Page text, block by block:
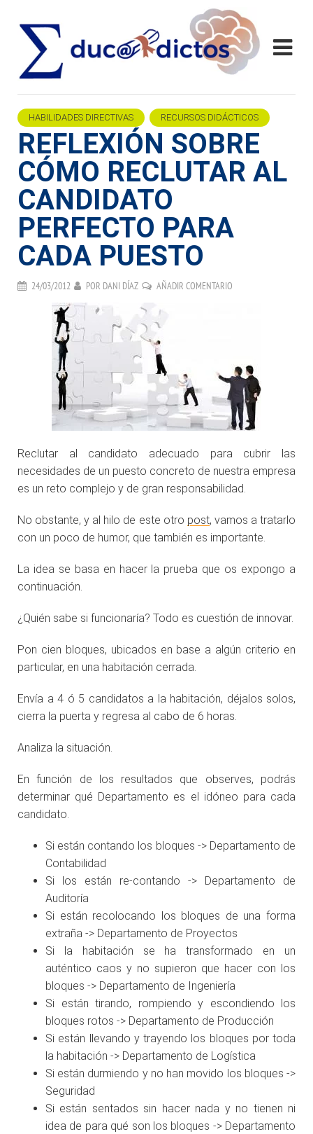
HABILIDADES DIRECTIVAS RECURSOS DIDÁCTICOS
REFLEXIÓN SOBRE
CÓMO RECLUTAR AL
CANDIDATO
PERFECTO PARA
CADA PUESTO
24/03/2012 POR DANI DÍAZ AÑADIR COMENTARIO
Reclutar al candidato adecuado para cubrir las
necesidades de un puesto concreto de nuestra empresa
es un reto complejo y de gran responsabilidad.
No obstante, y al hilo de este otro post, vamos a tratarlo
con un poco de humor, que también es importante.
La idea se basa en hacer la prueba que os expongo a
continuación.
¿Quién sabe si funcionaría? Todo es cuestión de innovar.
Pon cien bloques, ubicados en base a algún criterio en
particular, en una habitación cerrada.
Envía a 4 ó 5 candidatos a la habitación, déjalos solos,
cierra la puerta y regresa al cabo de 6 horas.
Analiza la situación.
En función de los resultados que observes, podrás
determinar qué Departamento es el idóneo para cada
candidato.
Si están contando los bloques -> Departamento de
Contabilidad
Si los están re-contando -> Departamento de
Auditoría
Si están recolocando los bloques de una forma
extraña -> Departamento de Proyectos
Si la habitación se ha transformado en un
auténtico caos y no supieron que hacer con los
bloques -> Departamento de Ingeniería
Si están tirando, rompiendo y escondiendo los
bloques rotos -> Departamento de Producción
Si están llevando y trayendo los bloques por toda
la habitación -> Departamento de Logística
Si están durmiendo y no han movido los bloques ->
Seguridad
Si están sentados sin hacer nada y no tienen ni
idea de para qué son los bloques -> Departamento